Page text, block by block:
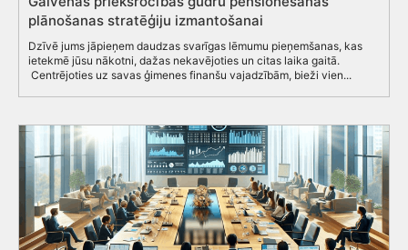
plānošanas stratēģiju izmantošanai
Dzīvē jums jāpieņem daudzas svarīgas lēmumu pieņemšanas, kas
ietekmē jūsu nākotni, dažas nekavējoties un citas laika gaitā.
Centrējoties uz savas ģimenes finanšu vajadzībām, bieži vien...